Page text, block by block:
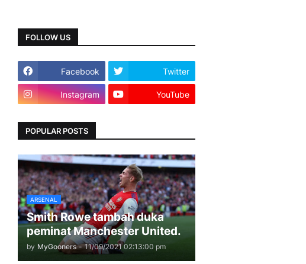
FOLLOW US
Facebook Twitter
Instagram YouTube
POPULAR POSTS
ARSENAL
Smith Rowe tambah duka
peminat Manchester United.
by MyGooners - 11/09/2021 02:13:00 pm